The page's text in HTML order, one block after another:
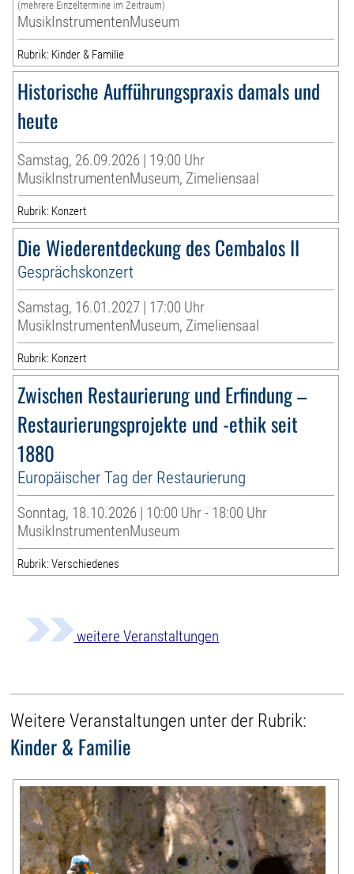
(mehrere Einzeltermine im Zeitraum)
MusikInstrumentenMuseum
Rubrik: Kinder & Familie
Historische Aufführungspraxis damals und
heute
Samstag, 26.09.2026 | 19:00 Uhr
MusikInstrumentenMuseum, Zimeliensaal
Rubrik: Konzert
Die Wiederentdeckung des Cembalos II
Gesprächskonzert
Samstag, 16.01.2027 | 17:00 Uhr
MusikInstrumentenMuseum, Zimeliensaal
Rubrik: Konzert
Zwischen Restaurierung und Erfindung –
Restaurierungsprojekte und -ethik seit
1880
Europäischer Tag der Restaurierung
Sonntag, 18.10.2026 | 10:00 Uhr - 18:00 Uhr
MusikInstrumentenMuseum
Rubrik: Verschiedenes
weitere Veranstaltungen
Weitere Veranstaltungen unter der Rubrik:
Kinder & Familie